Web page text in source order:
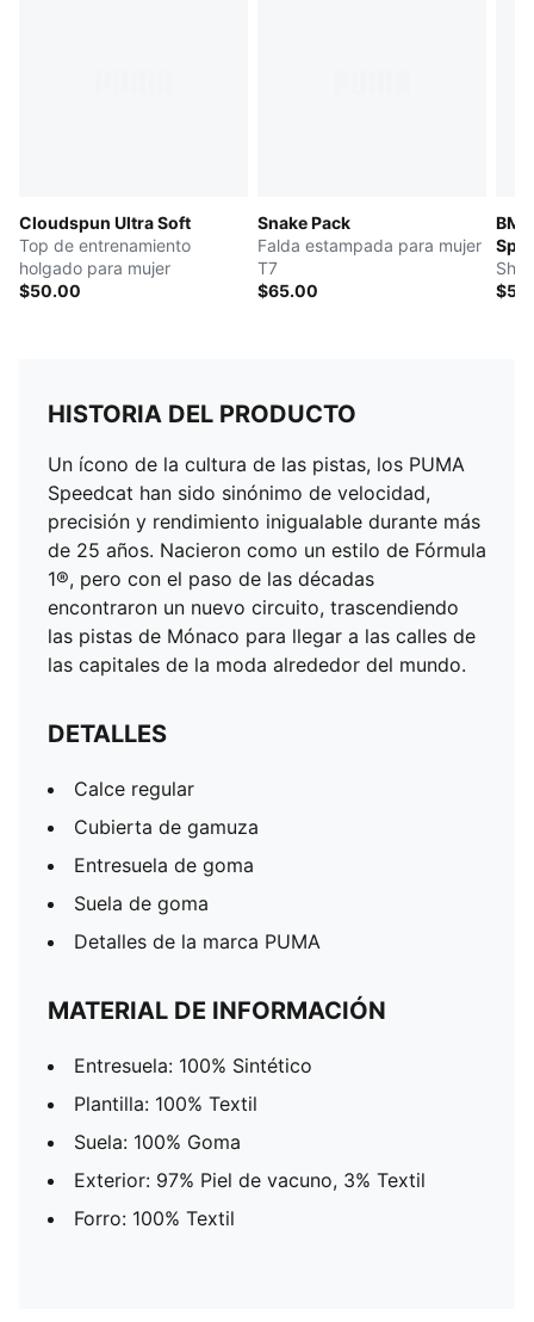
Cloudspun Ultra Soft
Top de entrenamiento
holgado para mujer
$50.00
Snake Pack
Falda estampada para mujer
T7
$65.00
HISTORIA DEL PRODUCTO
Un ícono de la cultura de las pistas, los PUMA
Speedcat han sido sinónimo de velocidad,
precisión y rendimiento inigualable durante más
de 25 años. Nacieron como un estilo de Fórmula
1®, pero con el paso de las décadas
encontraron un nuevo circuito, trascendiendo
las pistas de Mónaco para llegar a las calles de
las capitales de la moda alrededor del mundo.
DETALLES
Calce regular
Cubierta de gamuza
Entresuela de goma
Suela de goma
Detalles de la marca PUMA
MATERIAL DE INFORMACIÓN
Entresuela: 100% Sintético
Plantilla: 100% Textil
Suela: 100% Goma
Exterior: 97% Piel de vacuno, 3% Textil
Forro: 100% Textil